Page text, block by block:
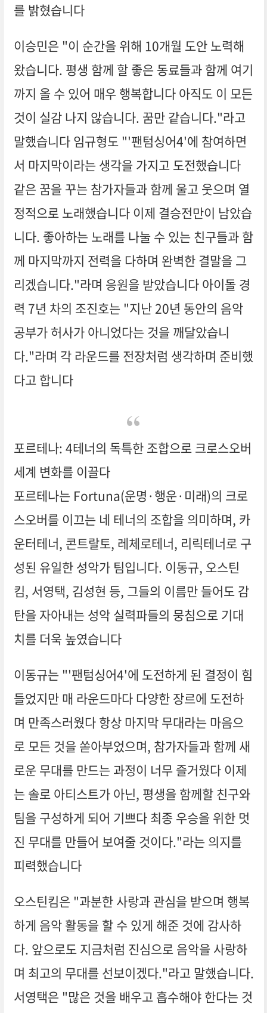
를 밝혔습니다
이승민은 "이 순간을 위해 10개월 도안 노력해
왔습니다. 평생 함께 할 좋은 동료들과 함께 여기
까지 올 수 있어 매우 행복합니다 아직도 이 모든
것이 실감 나지 않습니다. 꿈만 같습니다."라고
말했습니다 임규형도 "'팬텀싱어4'에 참여하면
서 마지막이라는 생각을 가지고 도전했습니다
같은 꿈을 꾸는 참가자들과 함께 울고 웃으며 열
정적으로 노래했습니다 이제 결승전만이 남았습
니다. 좋아하는 노래를 나눌 수 있는 친구들과 함
께 마지막까지 전력을 다하며 완벽한 결말을 그
리겠습니다."라며 응원을 받았습니다 아이돌 경
력 7년 차의 조진호는 "지난 20년 동안의 음악
공부가 허사가 아니었다는 것을 깨달았습니
다."라며 각 라운드를 전장처럼 생각하며 준비했
다고 합니다
포르테나: 4테너의 독특한 조합으로 크로스오버
세계 변화를 이끌다
포르테나는 Fortuna(운명·행운·미래)의 크로
스오버를 이끄는 네 테너의 조합을 의미하며, 카
운터테너, 콘트랄토, 레체로테너, 리릭테너로 구
성된 유일한 성악가 팀입니다. 이동규, 오스틴
킴, 서영택, 김성현 등, 그들의 이름만 들어도 감
탄을 자아내는 성악 실력파들의 뭉침으로 기대
치를 더욱 높였습니다
이동규는 "'팬텀싱어4'에 도전하게 된 결정이 힘
들었지만 매 라운드마다 다양한 장르에 도전하
며 만족스러웠다 항상 마지막 무대라는 마음으
로 모든 것을 쏟아부었으며, 참가자들과 함께 새
로운 무대를 만드는 과정이 너무 즐거웠다 이제
는 솔로 아티스트가 아닌, 평생을 함께할 친구와
팀을 구성하게 되어 기쁘다 최종 우승을 위한 멋
진 무대를 만들어 보여줄 것이다."라는 의지를
피력했습니다
오스틴킴은 "과분한 사랑과 관심을 받으며 행복
하게 음악 활동을 할 수 있게 해준 것에 감사하
다. 앞으로도 지금처럼 진심으로 음악을 사랑하
며 최고의 무대를 선보이겠다."라고 말했습니다.
서영택은 "많은 것을 배우고 흡수해야 한다는 것